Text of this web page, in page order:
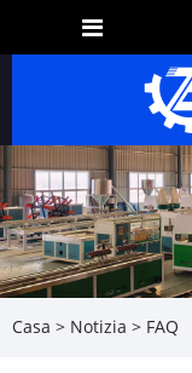
Casa > Notizia > FAQ